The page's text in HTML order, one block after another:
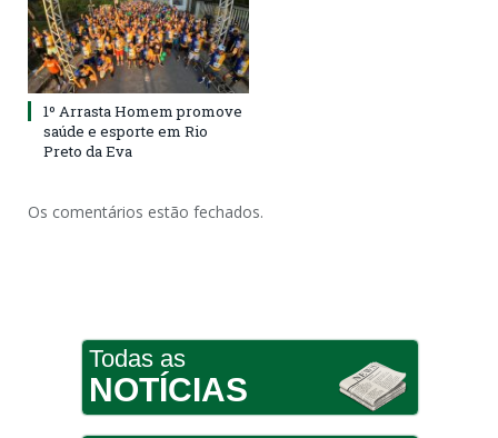
1º Arrasta Homem promove
saúde e esporte em Rio
Preto da Eva
Os comentários estão fechados.
Todas as
NOTÍCIAS